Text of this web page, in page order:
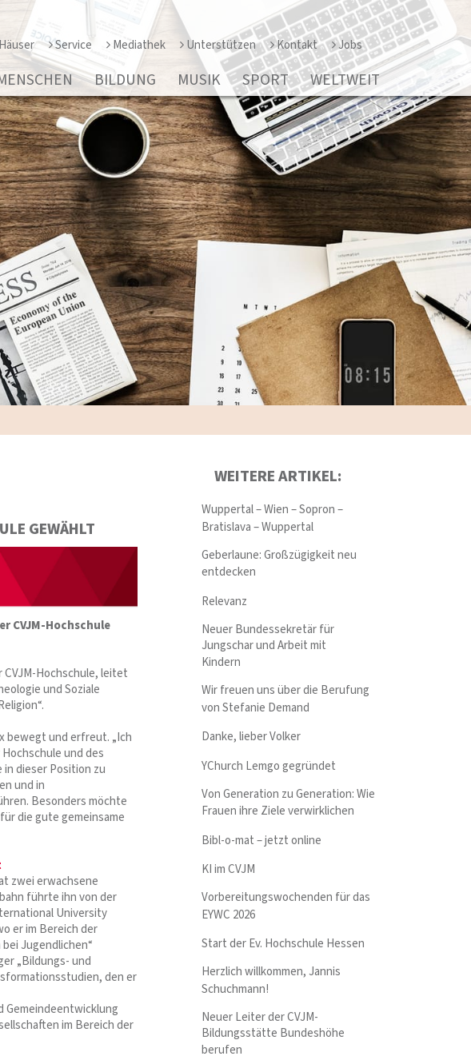
Häuser Service Mediathek Unterstützen Kontakt Jobs
BILDUNG MUSIK SPORT WELTWEIT
GEWÄHLT
CVJM-Hochschule
Hochschule, leitet
und Soziale
bewegt und erfreut. „Ich
und des
in dieser Position zu
und in
Besonders möchte
die gute gemeinsame
zwei erwachsene
führte ihn von der
University
er im Bereich der
Jugendlichen“
„Bildungs- und
den er
Gemeindeentwicklung
im Bereich der
WEITERE ARTIKEL:
Wuppertal – Wien – Sopron –
Bratislava – Wuppertal
Geberlaune: Großzügigkeit neu
entdecken
Relevanz
Neuer Bundessekretär für
Jungschar und Arbeit mit
Kindern
Wir freuen uns über die Berufung
von Stefanie Demand
Danke, lieber Volker
YChurch Lemgo gegründet
Von Generation zu Generation: Wie
Frauen ihre Ziele verwirklichen
Bibl-o-mat – jetzt online
KI im CVJM
Vorbereitungswochenden für das
EYWC 2026
Start der Ev. Hochschule Hessen
Herzlich willkommen, Jannis
Schuchmann!
Neuer Leiter der CVJM-
Bildungsstätte Bundeshöhe
berufen